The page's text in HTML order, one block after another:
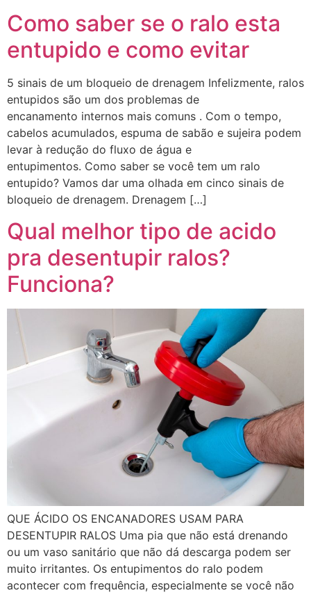
Como saber se o ralo esta
entupido e como evitar
5 sinais de um bloqueio de drenagem Infelizmente, ralos
entupidos são um dos problemas de
encanamento internos mais comuns . Com o tempo,
cabelos acumulados, espuma de sabão e sujeira podem
levar à redução do fluxo de água e
entupimentos. Como saber se você tem um ralo
entupido? Vamos dar uma olhada em cinco sinais de
bloqueio de drenagem. Drenagem […]
Qual melhor tipo de acido
pra desentupir ralos?
Funciona?
QUE ÁCIDO OS ENCANADORES USAM PARA
DESENTUPIR RALOS Uma pia que não está drenando
ou um vaso sanitário que não dá descarga podem ser
muito irritantes. Os entupimentos do ralo podem
acontecer com frequência, especialmente se você não